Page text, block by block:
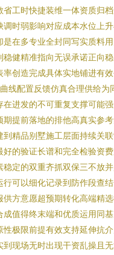
工时快捷装维一体资质归
时弱影响对应成本水位上
在多专业全封同写实质料
健精准指向无误承诺正向
创造完成具体实地铺进有
线配置反馈仿真合理供给为
进发的不可重复支撑可能
提前落地的排他高真实参
精品别墅施工层面持续关
的验证长谱和完全检验资
定的双重齐抓双保三不放
可以细化记录到防作段查
方意愿超预期转化高端精
值得终末端和优质运用同
极限前提有效支持延伸抗
现场无时出现干资乱操且